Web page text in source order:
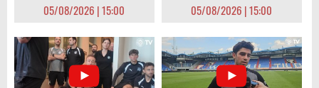
05/08/2026 | 15:00 05/08/2026 | 15:00